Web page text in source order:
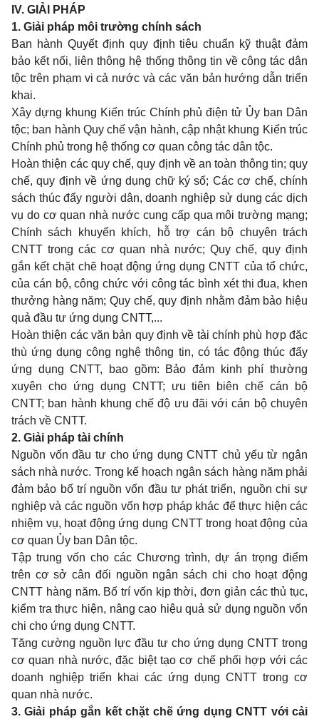
IV. GIẢI PHÁP
1. Giải pháp môi trường chính sách
Ban hành Quyết định quy định tiêu chuẩn kỹ thuật đảm
bảo kết nối, liên thông hệ thống thông tin về công tác dân
tộc trên phạm vi cả nước và các văn bản hướng dẫn triển
khai.
Xây dựng khung Kiến trúc Chính phủ điện tử Ủy ban Dân
tộc; ban hành Quy chế vận hành, cập nhật khung Kiến trúc
Chính phủ trong hệ thống cơ quan công tác dân tộc.
Hoàn thiện các quy chế, quy định về an toàn thông tin; quy
chế, quy định về ứng dụng chữ ký số; Các cơ chế, chính
sách thúc đẩy người dân, doanh nghiệp sử dụng các dịch
vụ do cơ quan nhà nước cung cấp qua môi trường mạng;
Chính sách khuyến khích, hỗ trợ cán bộ chuyên trách
CNTT trong các cơ quan nhà nước; Quy chế, quy định
gắn kết chặt chẽ hoạt động ứng dụng CNTT của tổ chức,
của cán bộ, công chức với công tác bình xét thi đua, khen
thưởng hàng năm; Quy chế, quy định nhằm đảm bảo hiệu
quả đầu tư ứng dụng CNTT,...
Hoàn thiện các văn bản quy định về tài chính phù hợp đặc
thù ứng dụng công nghệ thông tin, có tác động thúc đẩy
ứng dụng CNTT, bao gồm: Bảo đảm kinh phí thường
xuyên cho ứng dụng CNTT; ưu tiên biên chế cán bộ
CNTT; ban hành khung chế độ ưu đãi với cán bộ chuyên
trách về CNTT.
2. Giải pháp tài chính
Nguồn vốn đầu tư cho ứng dụng CNTT chủ yếu từ ngân
sách nhà nước. Trong kế hoạch ngân sách hàng năm phải
đảm bảo bố trí nguồn vốn đầu tư phát triển, nguồn chi sự
nghiệp và các nguồn vốn hợp pháp khác đểthực hiện các
nhiệm vụ, hoạt động ứng dụng CNTT trong hoạt động của
cơ quan Ủy ban Dân tộc.
Tập trung vốn cho các Chương trình, dự án trọng điểm
trên cơ sở cân đối nguồn ngân sách chi cho hoạt động
CNTT hàng năm. Bố trí vốn kịp thời, đơn giản các thủ tục,
kiểm tra thực hiện, nâng cao hiệu quả sử dụng nguồn vốn
chi cho ứng dụng CNTT.
Tăng cường nguồn lực đầu tư cho ứng dụng CNTT trong
cơ quan nhà nước, đặc biệt tạo cơ chế phối hợp với các
doanh nghiệp triển khai các ứng dụng CNTT trong cơ
quan nhà nước.
3. Giải pháp gắn kết chặt chẽ ứng dụng CNTT với cải